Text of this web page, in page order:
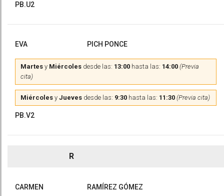
PB.U2
EVA PICH PONCE
Martes y Miércoles desde las: 13:00 hasta las: 14:00 (Previa
cita)
Miércoles y Jueves desde las: 9:30 hasta las: 11:30 (Previa cita)
PB.V2
R
CARMEN RAMÍREZ GÓMEZ